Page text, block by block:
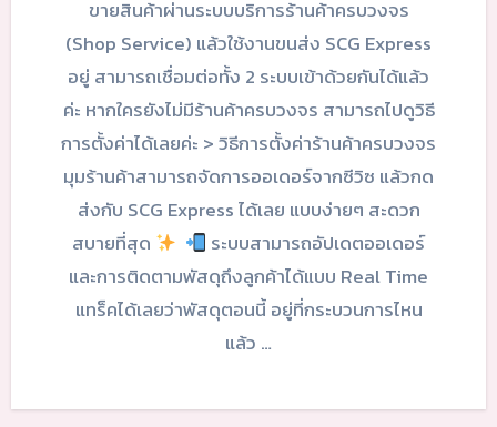
ขายสินค้าผ่านระบบบริการร้านค้าครบวงจร
(Shop Service) แล้วใช้งานขนส่ง SCG Express
อยู่ สามารถเชื่อมต่อทั้ง 2 ระบบเข้าด้วยกันได้แล้ว
ค่ะ หากใครยังไม่มีร้านค้าครบวงจร สามารถไปดูวิธี
การตั้งค่าได้เลยค่ะ > วิธีการตั้งค่าร้านค้าครบวงจร
มุมร้านค้าสามารถจัดการออเดอร์จากซีวิซ แล้วกด
ส่งกับ SCG Express ได้เลย แบบง่ายๆ สะดวก
สบายที่สุด
ระบบสามารถอัปเดตออเดอร์
และการติดตามพัสดุถึงลูกค้าได้แบบ Real Time
แทร็คได้เลยว่าพัสดุตอนนี้ อยู่ที่กระบวนการไหน
แล้ว …